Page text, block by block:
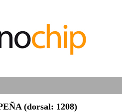
(dorsal: 1208)